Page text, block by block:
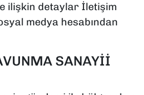
ilişkin detaylar İletişim
medya hesabından
SANAYİİ